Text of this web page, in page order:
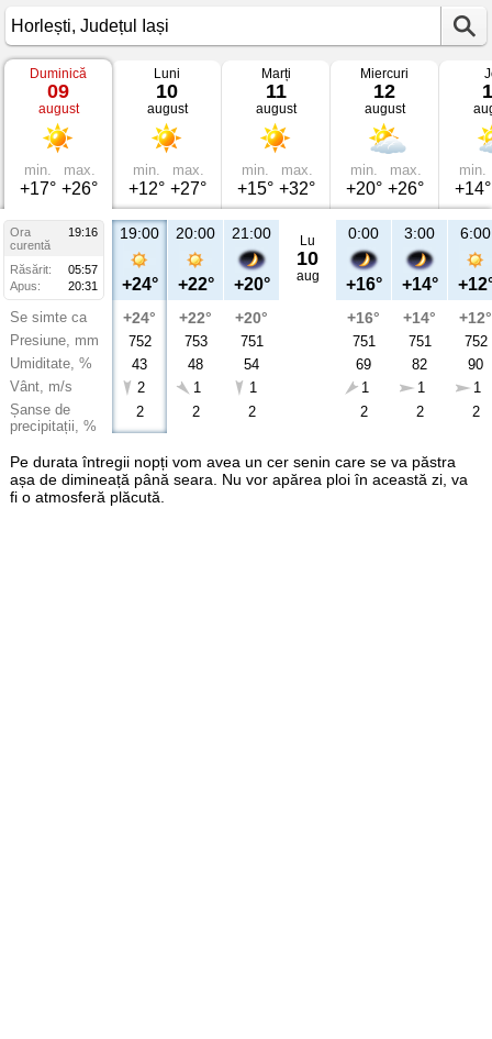
Vremea
Horlești
Județul
Iași
Duminică
09
august
min.
+17°
max.
+26°
Luni
10
august
min.
+12°
max.
+27°
Marți
11
august
min.
+15°
max.
+32°
Miercuri
12
august
min.
+20°
max.
+26°
min.
+14°
Ora
19:16
curentă
Răsărit:
05:57
Apus:
20:31
Se simte ca
Presiune, mm
Umiditate, %
Vânt, m/s
Șanse de
precipitații, %
19:00
+24°
+24°
752
43
2
2
20:00
+22°
+22°
753
48
1
2
21:00
+20°
+20°
751
54
1
2
Lu
10
aug
0:00
+16°
+16°
751
69
1
2
3:00
+14°
+14°
751
82
1
2
6:00
+12°
752
90
1
2
Pe durata întregii nopți vom avea un cer senin care se va păstra
așa de dimineață până seara. Nu vor apărea ploi în această zi, va
fi o atmosferă plăcută.